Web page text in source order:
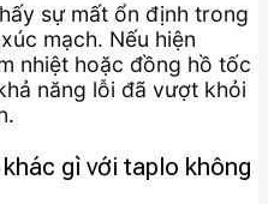
sự mất ổn định trong
mạch. Nếu hiện
nhiệt hoặc đồng hồ tốc
năng lỗi đã vượt khỏi
gì với taplo không